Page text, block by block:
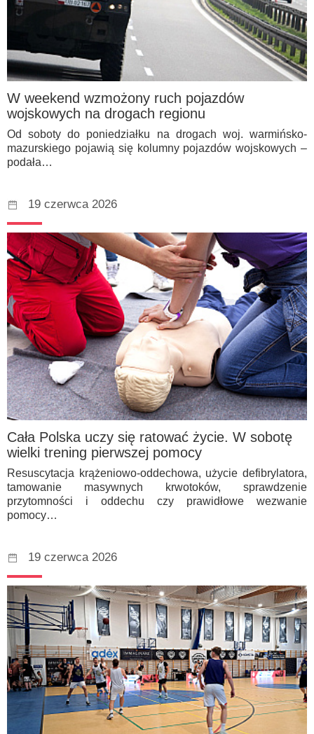
W weekend wzmożony ruch pojazdów
wojskowych na drogach regionu
Od soboty do poniedziałku na drogach woj. warmińsko-
mazurskiego pojawią się kolumny pojazdów wojskowych –
podała…
19 czerwca 2026
Cała Polska uczy się ratować życie. W sobotę
wielki trening pierwszej pomocy
Resuscytacja krążeniowo-oddechowa, użycie defibrylatora,
tamowanie masywnych krwotoków, sprawdzenie
przytomności i oddechu czy prawidłowe wezwanie
pomocy…
19 czerwca 2026